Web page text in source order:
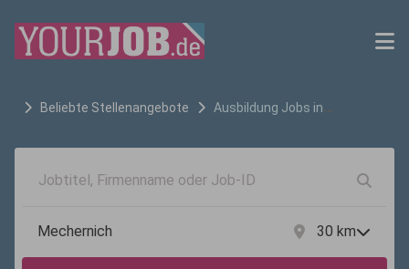
Beliebte Stellenangebote Ausbildung Jobs in
30 km